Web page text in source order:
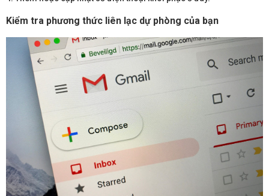
Kiểm tra phương thức liên lạc dự phòng của bạn